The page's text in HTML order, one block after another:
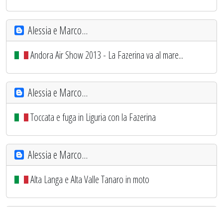
Alessia e Marco...
Andora Air Show 2013 - La Fazerina va al mare...
Alessia e Marco...
Toccata e fuga in Liguria con la Fazerina
Alessia e Marco...
Alta Langa e Alta Valle Tanaro in moto